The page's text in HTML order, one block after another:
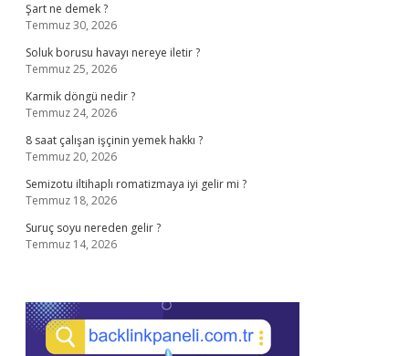
Şart ne demek ?
Temmuz 30, 2026
Soluk borusu havayı nereye iletir ?
Temmuz 25, 2026
Karmik döngü nedir ?
Temmuz 24, 2026
8 saat çalışan işçinin yemek hakkı ?
Temmuz 20, 2026
Semizotu iltihaplı romatizmaya iyi gelir mi ?
Temmuz 18, 2026
Suruç soyu nereden gelir ?
Temmuz 14, 2026